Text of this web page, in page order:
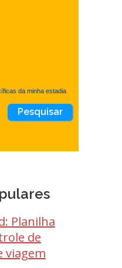
da minha estadia
Planilha
de
viagem